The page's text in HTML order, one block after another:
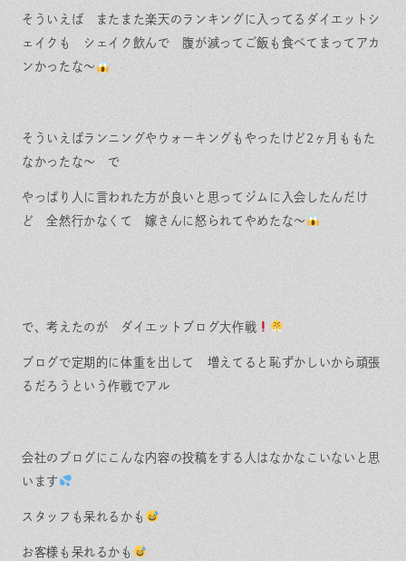
そういえば またまた楽天のランキングに入ってるダイエットシ
ェイクも シェイク飲んで 腹が減ってご飯も食べてまってアカ
ンかったな〜
そういえばランニングやウォーキングもやったけど2ヶ月ももた
なかったな〜 で
やっぱり人に言われた方が良いと思ってジムに入会したんだけ
ど 全然行かなくて 嫁さんに怒られてやめたな〜
で、考えたのが ダイエットブログ大作戦
ブログで定期的に体重を出して 増えてると恥ずかしいから頑張
るだろうという作戦でアル
会社のブログにこんな内容の投稿をする人はなかなこいないと思
います
スタッフも呆れるかも
お客様も呆れるかも